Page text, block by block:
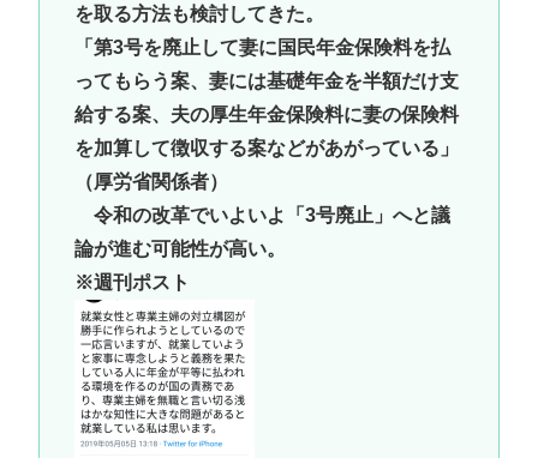
を取る方法も検討してきた。
「第3号を廃止して妻に国民年金保険料を払
ってもらう案、妻には基礎年金を半額だけ支
給する案、夫の厚生年金保険料に妻の保険料
を加算して徴収する案などがあがっている」
（厚労省関係者）
令和の改革でいよいよ「3号廃止」へと議
論が進む可能性が高い。
※週刊ポスト